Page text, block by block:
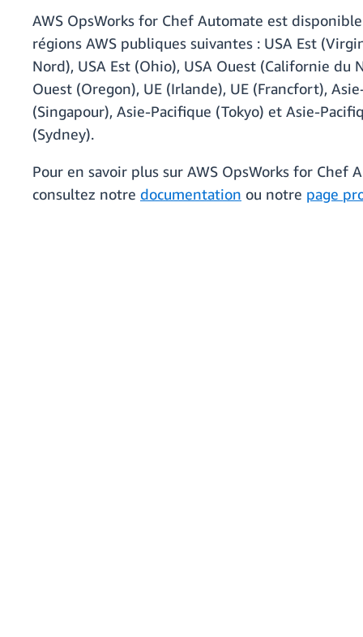
AWS OpsWorks for Chef Automate est
régions AWS publiques suivantes : USA Est
Nord), USA Est (Ohio), USA Ouest (Californie du
Ouest (Oregon), UE (Irlande), UE (Francfort),
(Singapour), Asie-Pacifique (Tokyo) et Asie-
(Sydney).
Pour en savoir plus sur AWS OpsWorks for Chef
consultez notre documentation ou notre page